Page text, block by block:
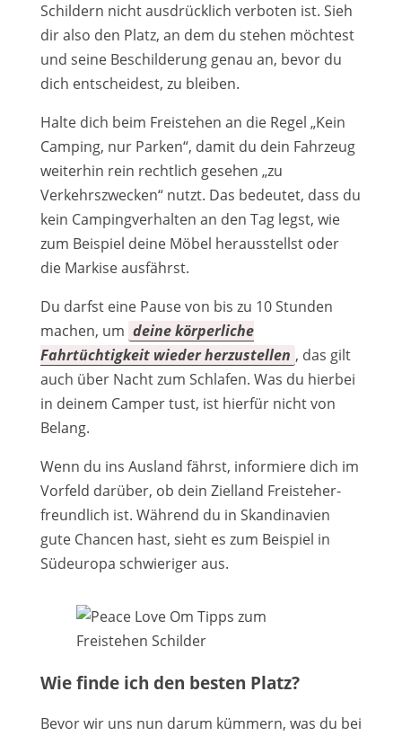
Schildern nicht ausdrücklich verboten ist. Sieh
dir also den Platz, an dem du stehen möchtest
und seine Beschilderung genau an, bevor du
dich entscheidest, zu bleiben.
Halte dich beim Freistehen an die Regel „Kein
Camping, nur Parken“, damit du dein Fahrzeug
weiterhin rein rechtlich gesehen „zu
Verkehrszwecken“ nutzt. Das bedeutet, dass du
kein Campingverhalten an den Tag legst, wie
zum Beispiel deine Möbel herausstellst oder
die Markise ausfährst.
Du darfst eine Pause von bis zu 10 Stunden
machen, um deine körperliche
Fahrtüchtigkeit wieder herzustellen , das gilt
auch über Nacht zum Schlafen. Was du hierbei
in deinem Camper tust, ist hierfür nicht von
Belang.
Wenn du ins Ausland fährst, informiere dich im
Vorfeld darüber, ob dein Zielland Freisteher-
freundlich ist. Während du in Skandinavien
gute Chancen hast, sieht es zum Beispiel in
Südeuropa schwieriger aus.
Wie finde ich den besten Platz?
Bevor wir uns nun darum kümmern, was du bei